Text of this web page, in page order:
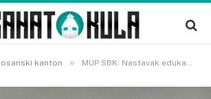
kanton » MUP SBK: Nastavak edukacije sa Kantonalnim tužilaštvom Srednjobosanskog kantona